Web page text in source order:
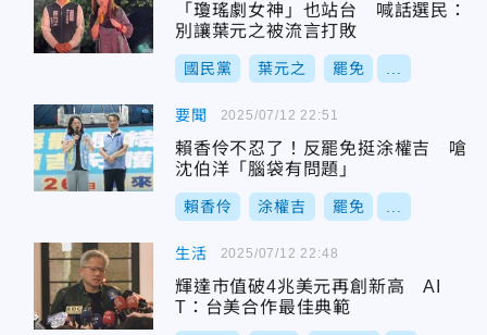
「瓊瑤劇女神」也站台 喊話選民：
別讓葉元之被流言打敗
國民黨 葉元之 罷免
要聞
賴香伶不忍了！反罷免挺涂權吉 嗆
沈伯洋「腦袋有問題」
賴香伶 涂權吉 罷免
2025/07/12 22:51
生活
輝達市值破4兆美元再創新高 AI
T：台美合作最佳典範
2025/07/12 22:48